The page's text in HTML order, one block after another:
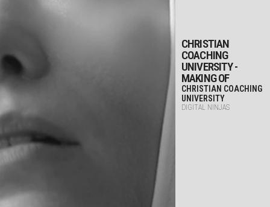
CHRISTIAN
COACHING
UNIVERSITY -
MAKING OF
CHRISTIAN COACHING
UNIVERSITY
DIGITAL NINJAS